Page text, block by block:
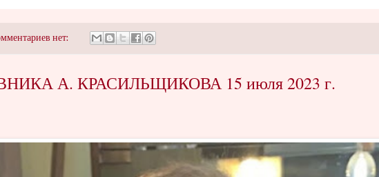
нет:
А. КРАСИЛЬЩИКОВА 15 июля 2023 г.